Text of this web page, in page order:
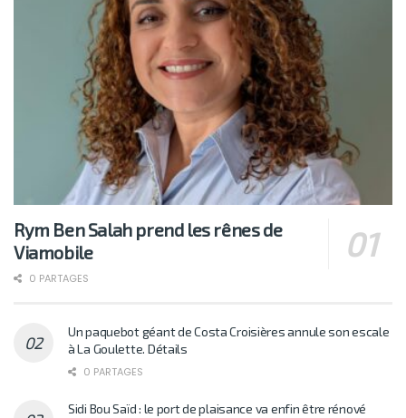
Rym Ben Salah prend les rênes de
Viamobile
0 PARTAGES
Un paquebot géant de Costa Croisières annule son escale
à La Goulette. Détails
0 PARTAGES
Sidi Bou Saïd : le port de plaisance va enfin être rénové